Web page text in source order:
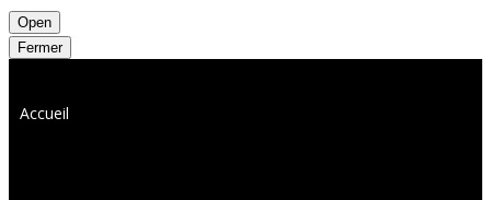
Open
Fermer
Accueil